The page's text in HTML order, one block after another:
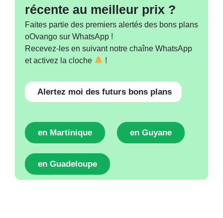
récente au meilleur prix ?
Faites partie des premiers alertés des bons plans
oOvango sur WhatsApp !
Recevez-les en suivant notre chaîne WhatsApp
et activez la cloche
!
Alertez moi des futurs bons plans
en Martinique en Guyane
en Guadeloupe